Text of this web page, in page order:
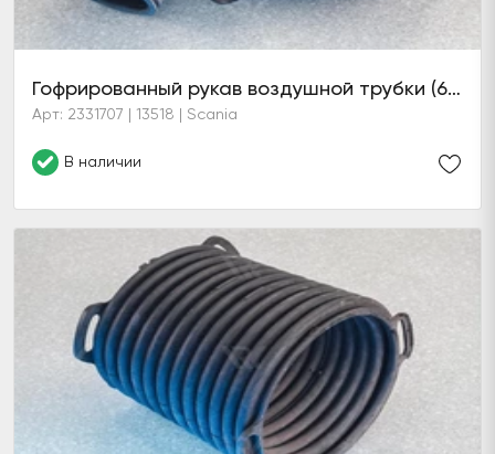
Гофрированный рукав воздушной трубки (6 серия)
Арт: 2331707 | 13518 | Scania
В наличии